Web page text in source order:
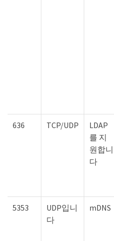
636 TCP/UDP
LDAP
를 지
원합니
다
5353
UDP입니
다
mDNS